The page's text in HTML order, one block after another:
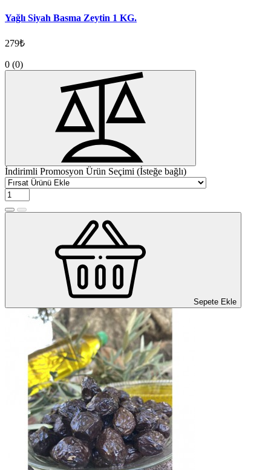
Yağlı Siyah Basma Zeytin 1 KG.
279₺
0 (0)
İndirimli Promosyon Ürün Seçimi (İsteğe bağlı)
Sepete Ekle